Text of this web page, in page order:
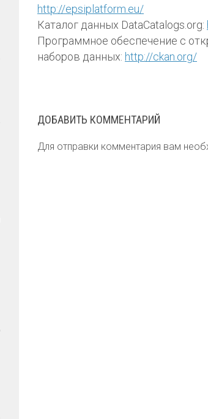
http://epsiplatform.eu/
Каталог данных DataCatalogs.org:
Программное обеспечение с
наборов данных: http://ckan.org/
ДОБАВИТЬ КОММЕНТАРИЙ
Для отправки комментария вам